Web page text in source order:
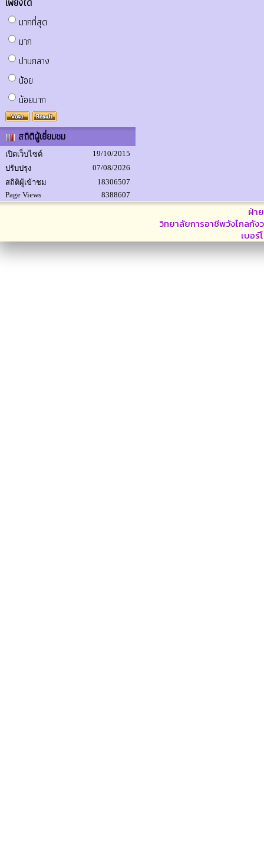
มากที่สุด
มาก
ปานกลาง
น้อย
น้อยมาก
สถิติผู้เยี่ยมชม
เปิดเว็บไซต์
19/10/2015
ปรับปรุง
07/08/2026
สถิติผู้เข้าชม
18306507
Page Views
8388607
ฝ่า
วิทยาลัยการอาชีพวังไกลกัง
เบอ